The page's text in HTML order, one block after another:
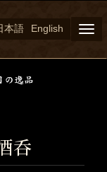
本語 English
呑